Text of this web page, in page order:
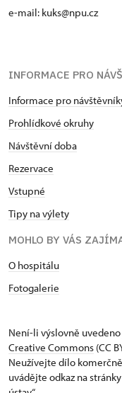
e-mail: kuks@npu.cz
INFORMACE PRO
Informace pro
Prohlídkové okruhy
Návštěvní doba
Rezervace
Vstupné
Tipy na výlety
MOHLO BY VÁS
O hospitálu
Fotogalerie
Není-li výslovně
Creative Commons (CC
Neužívejte dílo
uvádějte odkaz na